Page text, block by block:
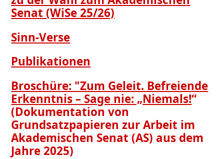
Senat (WiSe 25/26)
Sinn-Verse
Publikationen
Broschüre: "Zum Geleit. Befreiende
Erkenntnis – Sage nie: „Niemals!“
(Dokumentation von
Grundsatzpapieren zur Arbeit im
Akademischen Senat (AS) aus dem
Jahre 2025)